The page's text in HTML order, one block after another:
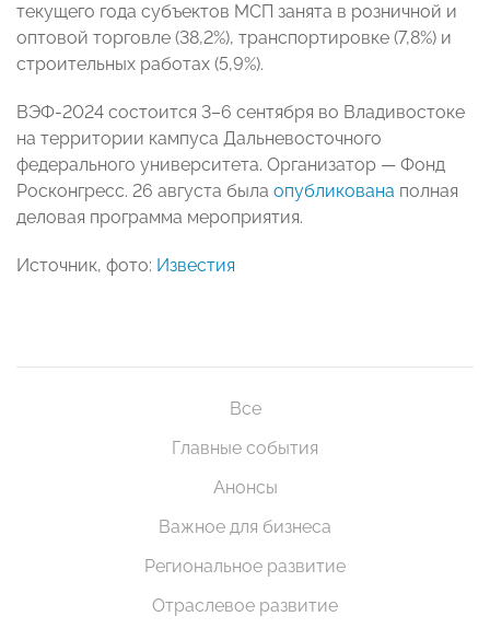
текущего года субъектов МСП занята в розничной и
оптовой торговле (38,2%), транспортировке (7,8%) и
строительных работах (5,9%).
ВЭФ-2024 состоится 3–6 сентября во Владивостоке
на территории кампуса Дальневосточного
федерального университета. Организатор — Фонд
Росконгресс. 26 августа была опубликована полная
деловая программа мероприятия.
Источник, фото: Известия
Все
Главные события
Анонсы
Важное для бизнеса
Региональное развитие
Отраслевое развитие